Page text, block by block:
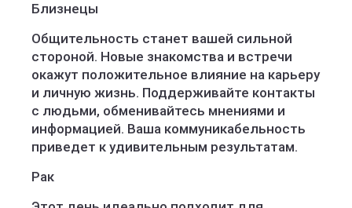
Близнецы
Общительность станет вашей сильной
стороной. Новые знакомства и встречи
окажут положительное влияние на карьеру
и личную жизнь. Поддерживайте контакты
с людьми, обменивайтесь мнениями и
информацией. Ваша коммуникабельность
приведет к удивительным результатам.
Рак